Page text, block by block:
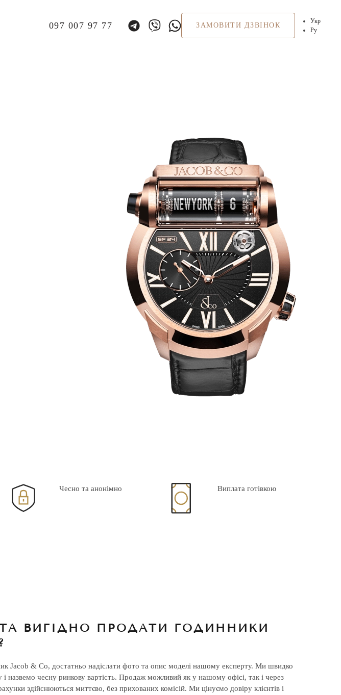
097 007 97 77 ЗАМОВИТИ ДЗВІНОК
Укр
Ру
Чесно та анонімно Виплата готівкою
ВИГІДНО ПРОДАТИ ГОДИННИКИ
Jacob & Co, достатньо надіслати фото та опис моделі нашому експерту. Ми швидко
назвемо чесну ринкову вартість. Продаж можливий як у нашому офісі, так і через
здійснюються миттєво, без прихованих комісій. Ми цінуємо довіру клієнтів і